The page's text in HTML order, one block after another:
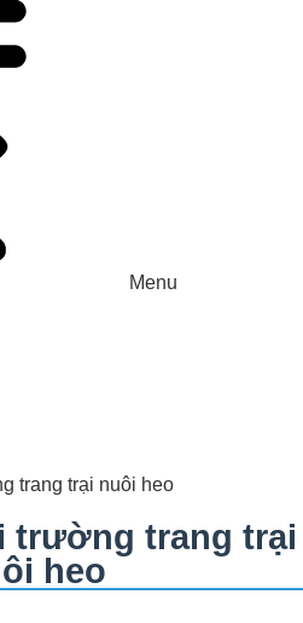
Menu
trang trại nuôi heo
trường trang trại
heo